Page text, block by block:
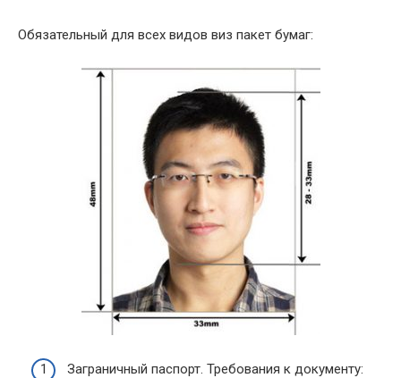
Обязательный для всех видов виз пакет бумаг:
Заграничный паспорт. Требования к документу: